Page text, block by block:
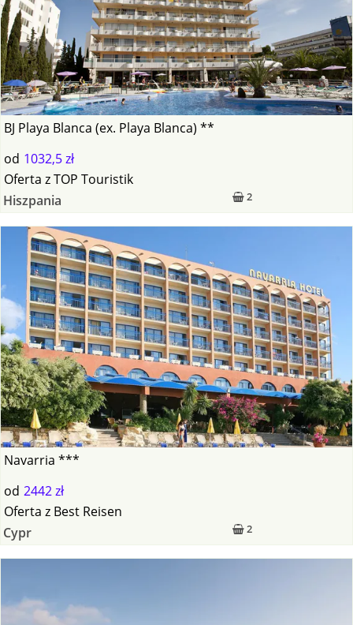
BJ Playa Blanca (ex. Playa Blanca) **
od 1032,5 zł
2
Oferta zTOP Touristik
Hiszpania
Navarria ***
od 2442 zł
2
Oferta z Best Reisen
Cypr